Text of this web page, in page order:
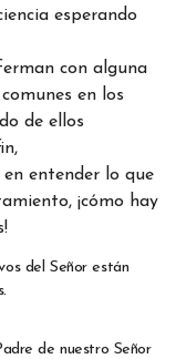
esperando
con alguna
en los
de ellos
entender lo que
¡cómo hay
del Señor están
de nuestro Señor